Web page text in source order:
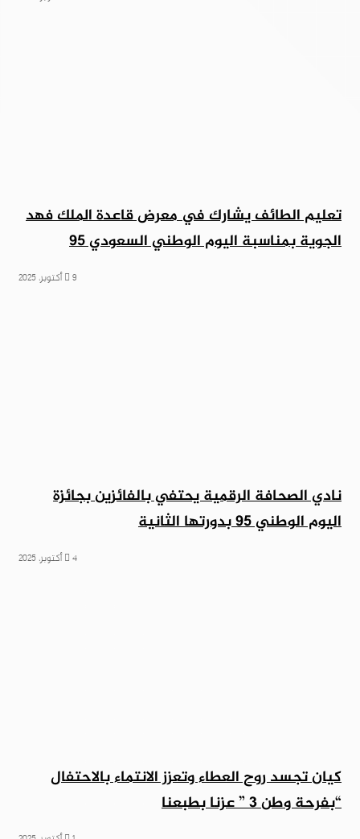
تعليم الطائف يشارك في معرض قاعدة الملك فهد
الجوية بمناسبة اليوم الوطني السعودي 95
9 أكتوبر، 2025
نادي الصحافة الرقمية يحتفي بالفائزين بجائزة
اليوم الوطني 95 بدورتها الثانية
4 أكتوبر، 2025
كيان تجسد روح العطاء وتعزز الانتماء بالاحتفال
“بفرحة وطن 3 ” عزنا بطبعنا